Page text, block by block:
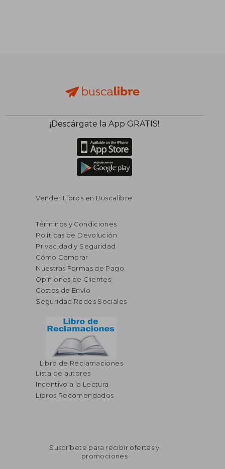
¡Descárgate la App GRATIS!
Vender Libros en Buscalibre
Términos y Condiciones
Políticas de Devolución
Privacidad y Seguridad
Cómo Comprar
Nuestras Formas de Pago
Opiniones de Clientes
Costos de Envío
Seguridad Redes Sociales
Libro de Reclamaciones
Lista de autores
Incentivo a la Lectura
Libros Recomendados
Suscríbete para recibir ofertas y
promociones